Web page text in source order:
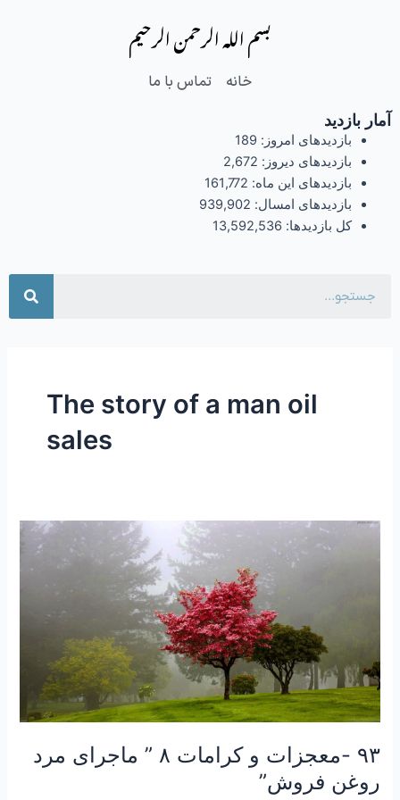
بسم الله الرحمن الرحیم
خانه تماس با ما
آمار بازدید
بازدیدهای امروز: 189
بازدیدهای دیروز: 2,672
بازدیدهای این ماه: 161,772
بازدیدهای امسال: 939,902
کل بازدیدها: 13,592,536
The story of a man oil
sales
۹۳ -معجزات و کرامات ۸ ” ماجرای مرد
روغن فروش”
۹۳
-معجزات
ماجرای
مرد
روغن
فروش”